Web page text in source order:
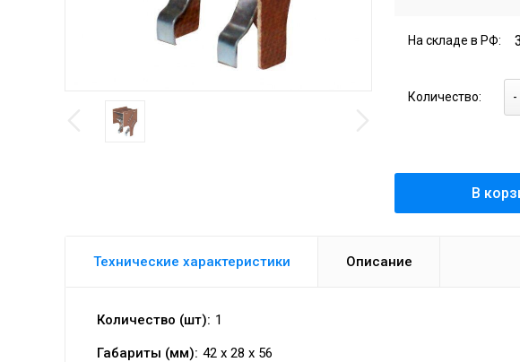
На складе в РФ:
Количество: -
В
Технические характеристики Описание
Количество (шт): 1
Габариты (мм): 42 x 28 x 56